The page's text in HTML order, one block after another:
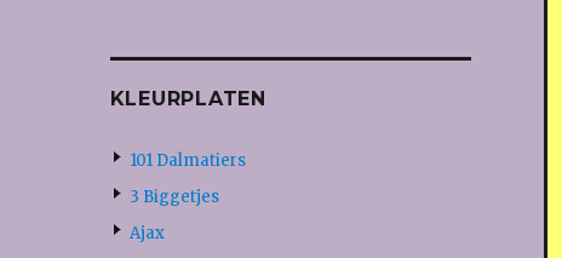
KLEURPLATEN
101 Dalmatiers
3 Biggetjes
Ajax